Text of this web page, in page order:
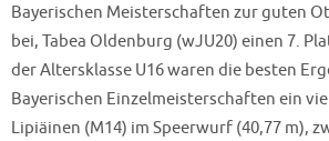
Bayerischen Meisterschaften zur guten
bei, Tabea Oldenburg (wJU20) einen 7.
der Altersklasse U16 waren die besten
Bayerischen Einzelmeisterschaften ein
Lipiäinen (M14) im Speerwurf (40,77 m),